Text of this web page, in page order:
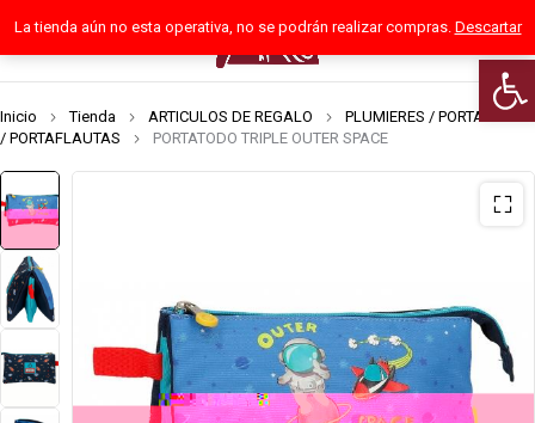
La tienda aún no esta operativa, no se podrán realizar compras. Descartar
0
Inicio Tienda ARTICULOS DE REGALO
PLUMIERES / PORTATODOS
/ PORTAFLAUTAS
PORTATODO TRIPLE OUTER SPACE